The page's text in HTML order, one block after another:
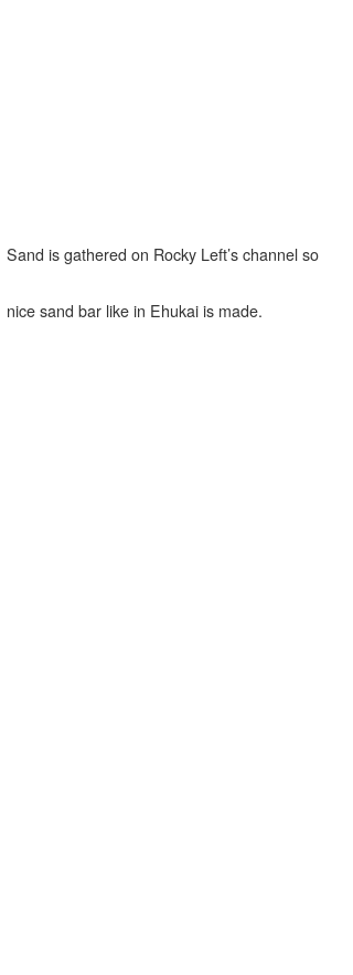
Sand is gathered on Rocky Left’s channel so
nice sand bar like in Ehukai is made.